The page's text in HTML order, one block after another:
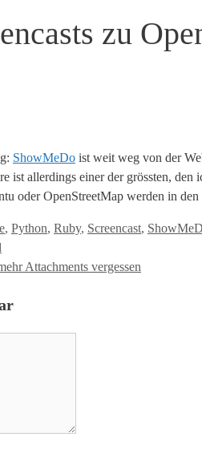
zu
ShowMeDo ist weit weg von der
ist allerdings einer der grössten,
oder OpenStreetMap werden in den
, Python, Ruby, Screencast,
Attachments vergessen